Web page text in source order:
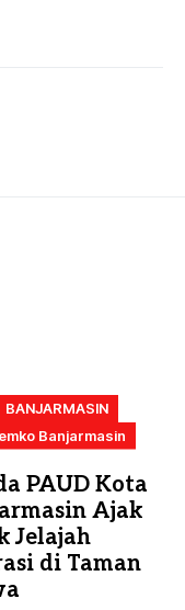
BANJARMASIN
Banjarmasin
PAUD Kota
Ajak
Jelajah
di Taman